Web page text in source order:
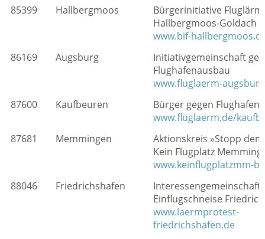
85399
Hallbergmoos
Bürgerinitiative Fluglärm
Hallbergmoos-Goldach
www.bif-
86169
Augsburg
Initiativgemeinschaft
Flughafenausbau
www.fluglaerm-
87600
Kaufbeuren
Bürger gegen Flughafen
www.fluglaerm.de/
87681
Memmingen
Aktionskreis »Stopp
Kein Flugplatz
www.keinflugplatzmm-
88046
Friedrichshafen
Interessengemeinschaft
Einflugschneise
www.laermprotest-
friedrichshafen.de